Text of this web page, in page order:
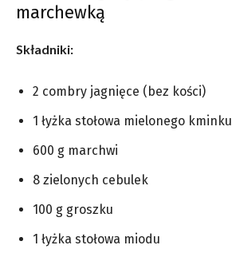
marchewką
Składniki:
2 combry jagnięce (bez kości)
1 łyżka stołowa mielonego kminku
600 g marchwi
8 zielonych cebulek
100 g groszku
1 łyżka stołowa miodu